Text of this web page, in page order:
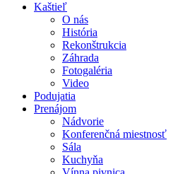
Kaštieľ
O nás
História
Rekonštrukcia
Záhrada
Fotogaléria
Video
Podujatia
Prenájom
Nádvorie
Konferenčná miestnosť
Sála
Kuchyňa